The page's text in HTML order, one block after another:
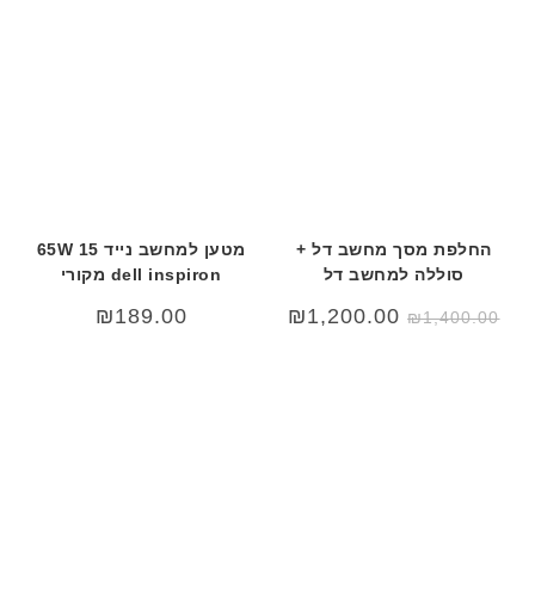
החלפת מסך מחשב דל +
סוללה למחשב דל
₪1,400.00
המחיר
המקורי
₪1,200.00
המחיר
הנוכחי
מטען למחשב נייד 15 65W
dell inspiron מקורי
₪189.00